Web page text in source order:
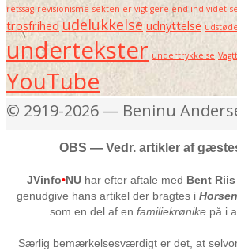
retssag revisionisme sekten er vigtigere end individet
trosfrihed udelukkelse udnyttelse
undertekster undertrykkelse
YouTube
© 2919-2026 — Beninu
OBS — Vedr. artikler af
JVinfo•NUhar efter aftale med Bent Riis
genudgive hans artikel der bragtes i
som en del af en familiekrønike på i
Særlig bemærkelsesværdigt er det, at